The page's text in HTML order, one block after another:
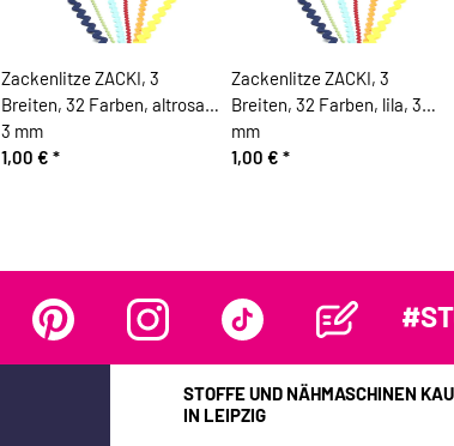
Zackenlitze ZACKI, 3
Breiten, 32 Farben, altrosa,
3 mm
1,00 € *
Zackenlitze ZACKI, 3
Breiten, 32 Farben, lila, 3
mm
1,00 € *
STOFFE UND NÄHMASCHINEN
IN LEIPZIG